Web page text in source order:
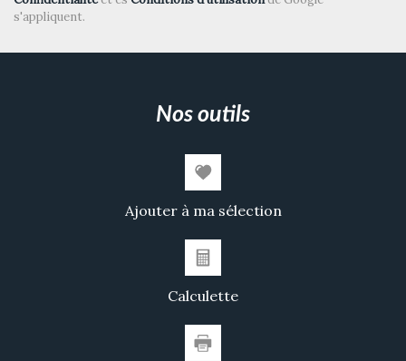
Appartements
Familles avec 3 enfants
3,54 %
s'appliquent.
nos outils
Ajouter à ma sélection
Calculette